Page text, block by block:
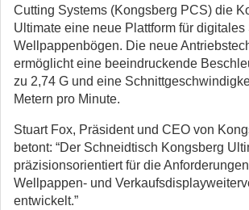
Cutting Systems (Kongsberg PCS) die
Ultimate eine neue Plattform für
Wellpappenbögen. Die neue
ermöglicht eine beeindruckende
zu 2,74 G und eine
Metern pro Minute.
Stuart Fox, Präsident und CEO von
betont: “Der Schneidtisch Kongsberg
präzisionsorientiert für die
Wellpappen- und
entwickelt.”